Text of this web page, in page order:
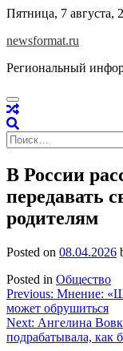
Skip
content
Пятница, 7 августа,
newsformat.ru
Региональный
Найти:
В России
передавать
родителям
Posted on 08.04.2026
Posted in Общество
Навигация
по
записям
Previous: Мнение:
может обрушиться
Next: Ангелина
подрабатывала, как